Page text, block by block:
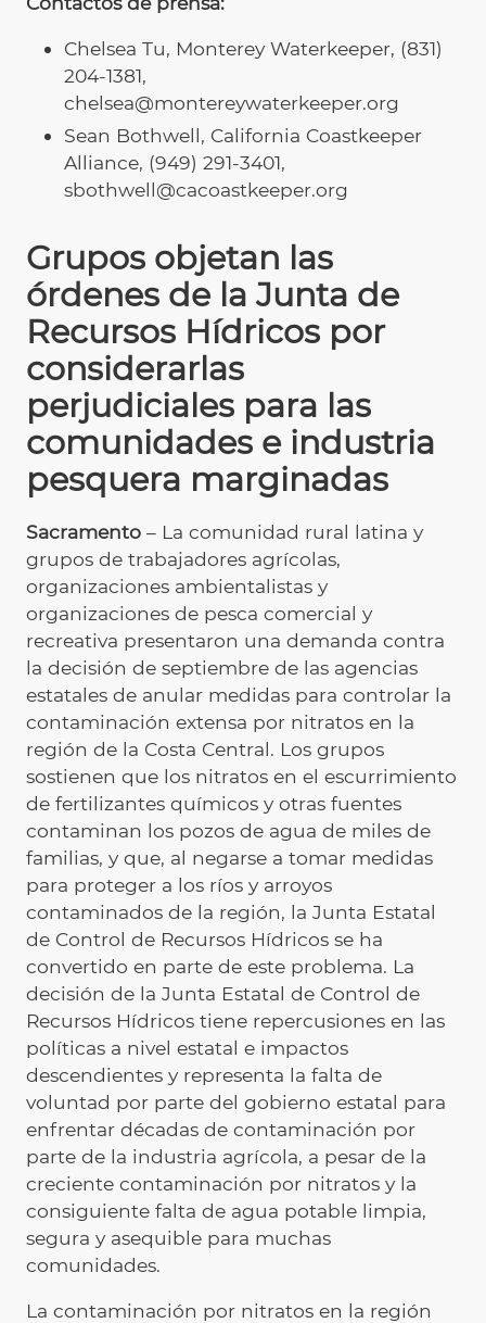
Chelsea Tu, Monterey Waterkeeper, (831)
204-1381,
chelsea@montereywaterkeeper.org
Sean Bothwell, California Coastkeeper
Alliance, (949) 291-3401,
sbothwell@cacoastkeeper.org
Grupos objetan las
órdenes de la Junta de
Recursos Hídricos por
considerarlas
perjudiciales para las
comunidades e industria
pesquera marginadas
Sacramento – La comunidad rural latina y
grupos de trabajadores agrícolas,
organizaciones ambientalistas y
organizaciones de pesca comercial y
recreativa presentaron una demanda contra
la decisión de septiembre de las agencias
estatales de anular medidas para controlar la
contaminación extensa por nitratos en la
región de la Costa Central. Los grupos
sostienen que los nitratos en el escurrimiento
de fertilizantes químicos y otras fuentes
contaminan los pozos de agua de miles de
familias, y que, al negarse a tomar medidas
para proteger a los ríos y arroyos
contaminados de la región, la Junta Estatal
de Control de Recursos Hídricos se ha
convertido en parte de este problema. La
decisión de la Junta Estatal de Control de
Recursos Hídricos tiene repercusiones en las
políticas a nivel estatal e impactos
descendientes y representa la falta de
voluntad por parte del gobierno estatal para
enfrentar décadas de contaminación por
parte de la industria agrícola, a pesar de la
creciente contaminación por nitratos y la
consiguiente falta de agua potable limpia,
segura y asequible para muchas
comunidades.
La contaminación por nitratos en la región